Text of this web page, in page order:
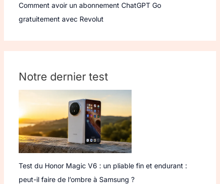
Comment avoir un abonnement ChatGPT Go
gratuitement avec Revolut
Notre dernier test
Test du Honor Magic V6 : un pliable fin et endurant :
peut-il faire de l’ombre à Samsung ?